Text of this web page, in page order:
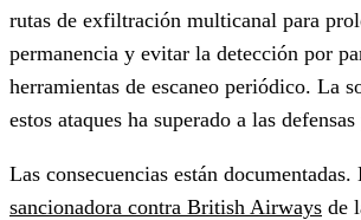
rutas de exfiltración multicanal para
permanencia y evitar la detección por
herramientas de escaneo periódico. La
estos ataques ha superado a las
Las consecuencias están documentadas.
sancionadora contra British Airways de